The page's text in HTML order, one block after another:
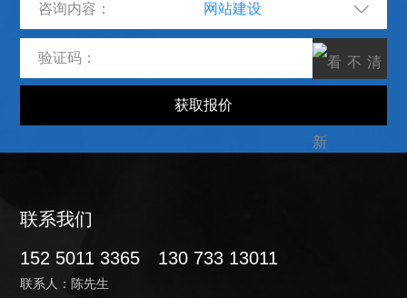
咨询内容：
联系我们
152 5011 3365
联系人：陈先生
130 733 13011